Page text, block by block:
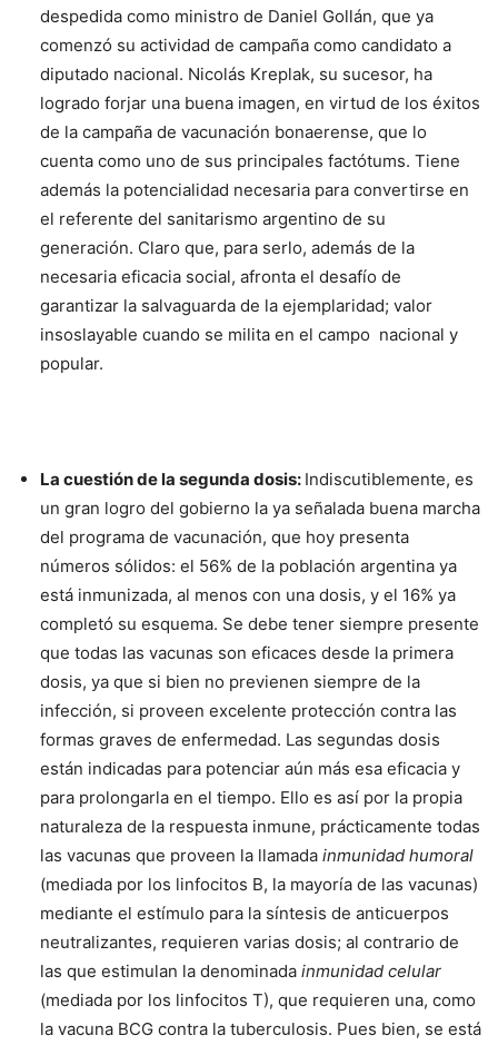
despedida como ministro de Daniel Gollán, que ya
comenzó su actividad de campaña como candidato a
diputado nacional. Nicolás Kreplak, su sucesor, ha
logrado forjar una buena imagen, en virtud de los éxitos
de la campaña de vacunación bonaerense, que lo
cuenta como uno de sus principales factótums. Tiene
además la potencialidad necesaria para convertirse en
el referente del sanitarismo argentino de su
generación. Claro que, para serlo, además de la
necesaria eficacia social, afronta el desafío de
garantizar la salvaguarda de la ejemplaridad; valor
insoslayable cuando se milita en el campo nacional y
popular.
La cuestión de la segunda dosis: Indiscutiblemente, es
un gran logro del gobierno la ya señalada buena marcha
del programa de vacunación, que hoy presenta
números sólidos: el 56% de la población argentina ya
está inmunizada, al menos con una dosis, y el 16% ya
completó su esquema. Se debe tener siempre presente
que todas las vacunas son eficaces desde la primera
dosis, ya que si bien no previenen siempre de la
infección, si proveen excelente protección contra las
formas graves de enfermedad. Las segundas dosis
están indicadas para potenciar aún más esa eficacia y
para prolongarla en el tiempo. Ello es así por la propia
naturaleza de la respuesta inmune, prácticamente todas
las vacunas que proveen la llamada inmunidad humoral
(mediada por los linfocitos B, la mayoría de las vacunas)
mediante el estímulo para la síntesis de anticuerpos
neutralizantes, requieren varias dosis; al contrario de
las que estimulan la denominada inmunidad celular
(mediada por los linfocitos T), que requieren una, como
la vacuna BCG contra la tuberculosis. Pues bien, se está